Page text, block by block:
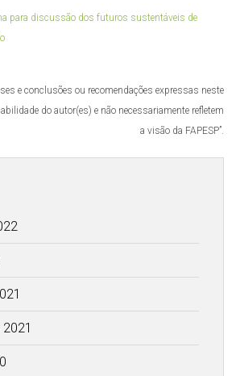
para discussão dos futuros sustentáveis de
e conclusões ou recomendações expressas neste
do autor(es) e não necessariamente refletem
a visão da FAPESP”.